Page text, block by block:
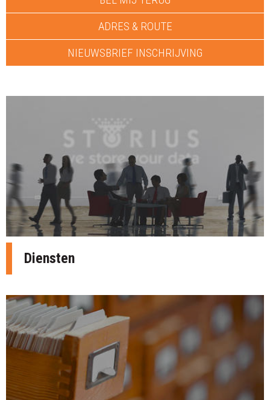
ADRES & ROUTE
NIEUWSBRIEF INSCHRIJVING
Diensten